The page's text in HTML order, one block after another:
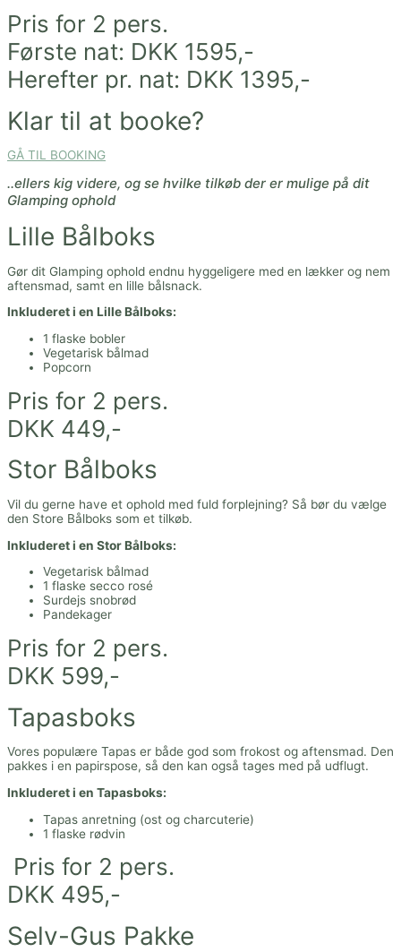
Pris for 2 pers.
Første nat: DKK 1595,-
Herefter pr. nat: DKK 1395,-
Klar til at booke?
GÅ TIL BOOKING
..ellers kig videre, og se hvilke tilkøb der er mulige på dit
Glamping ophold
Lille Bålboks
Gør dit Glamping ophold endnu hyggeligere med en lækker og nem
aftensmad, samt en lille bålsnack.
Inkluderet i en Lille Bålboks:
1 flaske bobler
Vegetarisk bålmad
Popcorn
Pris for 2 pers.
DKK 449,-
Stor Bålboks
Vil du gerne have et ophold med fuld forplejning? Så bør du vælge
den Store Bålboks som et tilkøb.
Inkluderet i en Stor Bålboks:
Vegetarisk bålmad
1 flaske secco rosé
Surdejs snobrød
Pandekager
Pris for 2 pers.
DKK 599,-
Tapasboks
Vores populære Tapas er både god som frokost og aftensmad. Den
pakkes i en papirspose, så den kan også tages med på udflugt.
Inkluderet i en Tapasboks:
Tapas anretning (ost og charcuterie)
1 flaske rødvin
Pris for 2 pers.
DKK 495,-
Selv-Gus Pakke